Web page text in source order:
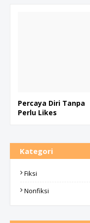
Percaya Diri Tanpa
Perlu Likes
Kategori
Fiksi
Nonfiksi